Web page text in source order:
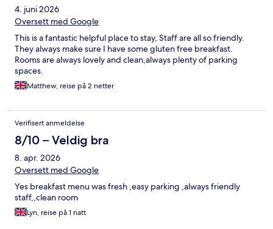
4. juni 2026
Oversett med Google
This is a fantastic helpful place to stay, Staff are all so friendly.
They always make sure I have some gluten free breakfast.
Rooms are always lovely and clean,always plenty of parking
spaces.
Matthew, reise på 2 netter
Verifisert anmeldelse
8/10 – Veldig bra
8. apr. 2026
Oversett med Google
Yes breakfast menu was fresh ,easy parking ,always friendly
staff,,clean room
Lyn, reise på 1 natt